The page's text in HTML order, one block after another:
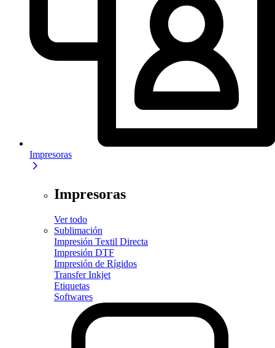
Impresoras
Impresoras
Ver todo
Sublimación
Impresión Textil Directa
Impresión DTF
Impresión de Rígidos
Transfer Inkjet
Etiquetas
Softwares